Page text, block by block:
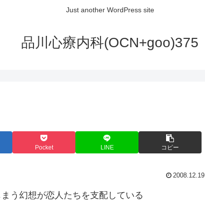
Just another WordPress site
品川心療内科(OCN+goo)375
Pocket LINE コピー
2008.12.19
う幻想が恋人たちを支配している